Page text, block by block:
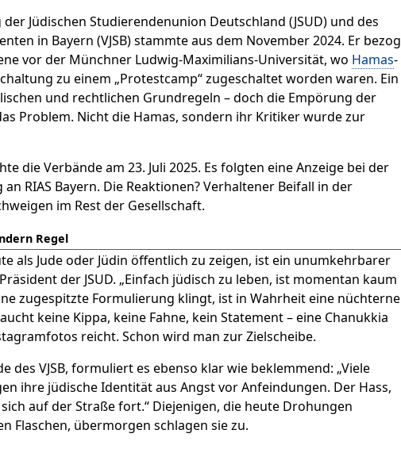
Jüdischen Studierendenunion Deutschland (JSUD) und des
in Bayern (VJSB) stammte aus dem November 2024. Er bezog
vor der Münchner Ludwig-Maximilians-Universität, wo Hamas-
zu einem „Protestcamp“ zugeschaltet worden waren. Ein
und rechtlichen Grundregeln – doch die Empörung der
Problem. Nicht die Hamas, sondern ihr Kritiker wurde zur
die Verbände am 23. Juli 2025. Es folgten eine Anzeige bei der
RIAS Bayern. Die Reaktionen? Verhaltener Beifall in der
im Rest der Gesellschaft.
Regel
als Jude oder Jüdin öffentlich zu zeigen, ist ein unumkehrbarer
der JSUD. „Einfach jüdisch zu leben, ist momentan kaum
zugespitzte Formulierung klingt, ist in Wahrheit eine nüchterne
keine Kippa, keine Fahne, kein Statement – eine Chanukkia
reicht. Schon wird man zur Zielscheibe.
des VJSB, formuliert es ebenso klar wie beklemmend: „Viele
ihre jüdische Identität aus Angst vor Anfeindungen. Der Hass,
auf der Straße fort.“ Diejenigen, die heute Drohungen
Flaschen, übermorgen schlagen sie zu.